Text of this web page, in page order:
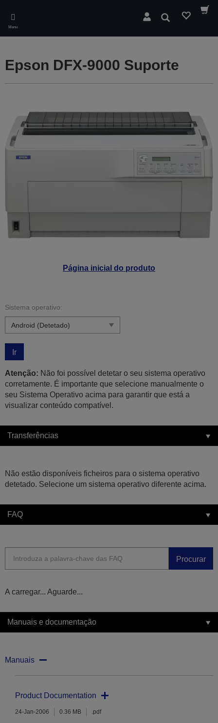
main
content
Menu
Pesquisar
Página inicial do produto
Epson DFX-9000 Suporte
Sistema operativo:
Ir
Atenção: Não foi possível detetar o seu sistema operativo
corretamente. É importante que selecione manualmente o
seu Sistema Operativo acima para garantir que está a
visualizar conteúdo compatível.
Transferências
Não estão disponíveis ficheiros para o sistema operativo
detetado. Selecione um sistema operativo diferente acima.
FAQ
Procurar
A carregar... Aguarde...
Manuais e documentação
Manuais
Product Documentation
24-Jan-2006 0.36 MB .pdf